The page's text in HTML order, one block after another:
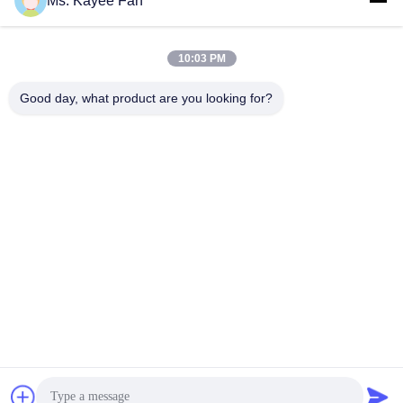
জন্য খুচরা যন্ত্রাংশ
চীন ভাল মানের পরিহিত রোলার bearings সরবরাহকারী. কপিরাইট © 2015-2025 Wuxi FSK
10:03 PM
Good day, what product are you looking for?